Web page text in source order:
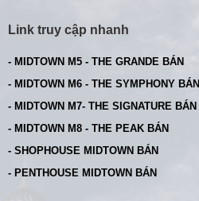
Link truy cập nhanh
- MIDTOWN M5 - THE GRANDE BÁN
- MIDTOWN M6 - THE SYMPHONY BÁN
- MIDTOWN M7- THE SIGNATURE BÁN
- MIDTOWN M8 - THE PEAK BÁN
- SHOPHOUSE MIDTOWN BÁN
- PENTHOUSE MIDTOWN BÁN